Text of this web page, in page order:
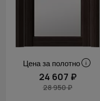
Цена за полотно
24 607 ₽
28 950 ₽